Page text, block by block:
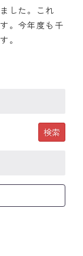
した。これ
。今年度も千
。